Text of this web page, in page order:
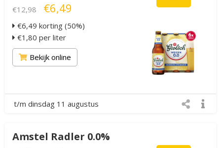
€12,98 €6,49
€6,49 korting (50%)
€1,80 per liter
Bekijk online
t/m dinsdag 11 augustus
Amstel Radler 0.0%